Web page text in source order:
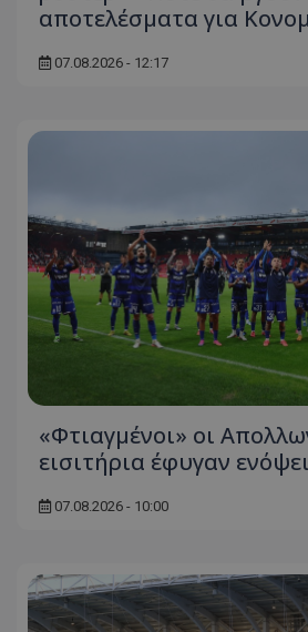
αποτελέσματα για
07.08.2026 - 12:17
«Φτιαγμένοι» οι
εισιτήρια έφυγαν
07.08.2026 - 10:00